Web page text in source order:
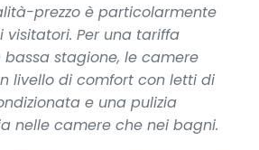
prezzo è particolarmente
visitatori. Per una tariffa
stagione, le camere
livello di comfort con letti di
e una pulizia
nelle camere che nei bagni.